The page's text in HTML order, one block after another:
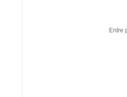
Entre